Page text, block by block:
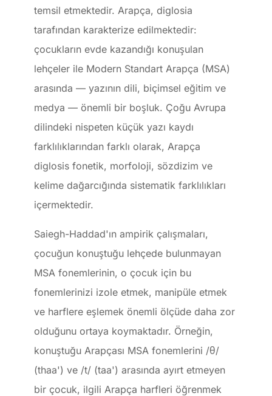
temsil etmektedir. Arapça, diglosia
tarafından karakterize edilmektedir:
çocukların evde kazandığı konuşulan
lehçeler ile Modern Standart Arapça (MSA)
arasında — yazının dili, biçimsel eğitim ve
medya — önemli bir boşluk. Çoğu Avrupa
dilindeki nispeten küçük yazı kaydı
farklılıklarından farklı olarak, Arapça
diglosis fonetik, morfoloji, sözdizim ve
kelime dağarcığında sistematik farklılıkları
içermektedir.
Saiegh-Haddad'ın ampirik çalışmaları,
çocuğun konuştuğu lehçede bulunmayan
MSA fonemlerinin, o çocuk için bu
fonemlerinizi izole etmek, manipüle etmek
ve harflere eşlemek önemli ölçüde daha zor
olduğunu ortaya koymaktadır. Örneğin,
konuştuğu Arapçası MSA fonemlerini /θ/
(thaa') ve /t/ (taa') arasında ayırt etmeyen
bir çocuk, ilgili Arapça harfleri öğrenmek